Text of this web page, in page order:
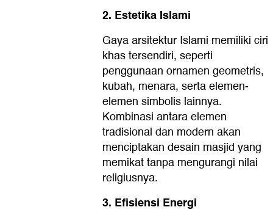
2. Estetika Islami
Gaya arsitektur Islami memiliki ciri
khas tersendiri, seperti
penggunaan ornamen geometris,
kubah, menara, serta elemen-
elemen simbolis lainnya.
Kombinasi antara elemen
tradisional dan modern akan
menciptakan desain masjid yang
memikat tanpa mengurangi nilai
religiusnya.
3. Efisiensi Energi